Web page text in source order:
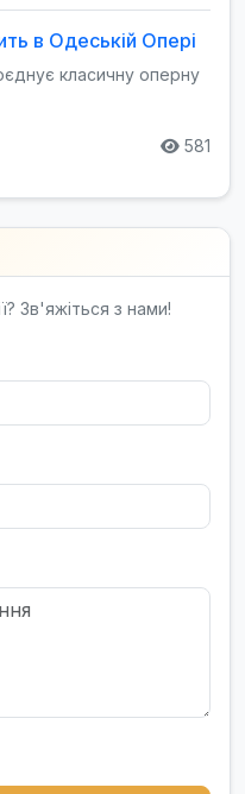
в Одеській Опері
класичну оперну
581
Зв'яжіться з нами!